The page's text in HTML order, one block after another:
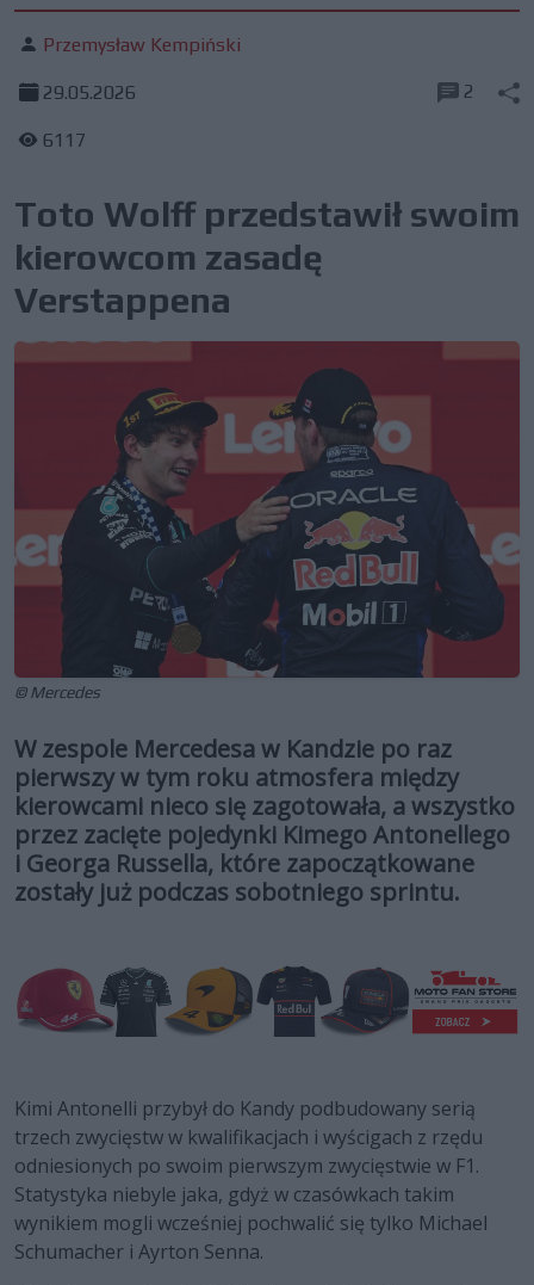
Przemysław Kempiński
29.05.2026
6117
2
Toto Wolff przedstawił swoim
kierowcom zasadę
Verstappena
© Mercedes
W zespole Mercedesa w Kandzie po raz
pierwszy w tym roku atmosfera między
kierowcami nieco się zagotowała, a wszystko
przez zacięte pojedynki Kimego Antonellego
i Georga Russella, które zapoczątkowane
zostały już podczas sobotniego sprintu.
Kimi Antonelli przybył do Kandy podbudowany serią
trzech zwycięstw w kwalifikacjach i wyścigach z rzędu
odniesionych po swoim pierwszym zwycięstwie w F1.
Statystyka niebyle jaka, gdyż w czasówkach takim
wynikiem mogli wcześniej pochwalić się tylko Michael
Schumacher i Ayrton Senna.